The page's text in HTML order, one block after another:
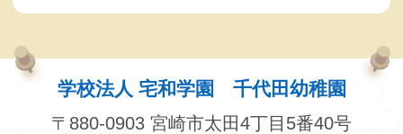
学校法人 宅和学園 千代田幼稚園
〒880-0903 宮崎市太田4丁目5番40号